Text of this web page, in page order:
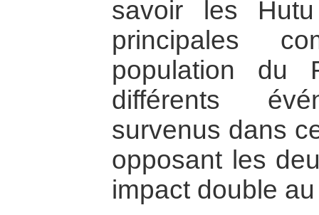
savoir les
principales
population du
différents
survenus dans
opposant les
impact double